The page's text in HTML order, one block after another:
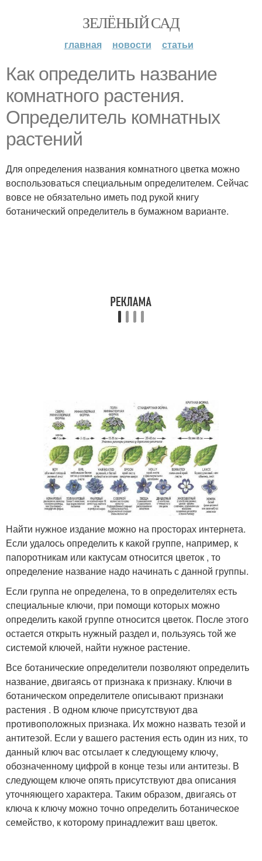
ЗЕЛЁНЫЙ САД
главная новости статьи
Как определить название
комнатного растения.
Определитель комнатных
растений
Для определения названия комнатного цветка можно
воспользоваться специальным определителем. Сейчас
вовсе не обязательно иметь под рукой книгу
ботанический определитель в бумажном варианте.
Найти нужное издание можно на просторах интернета.
Если удалось определить к какой группе, например, к
папоротникам или кактусам относится цветок , то
определение название надо начинать с данной группы.
Если группа не определена, то в определителях есть
специальные ключи, при помощи которых можно
определить какой группе относится цветок. После этого
остается открыть нужный раздел и, пользуясь той же
системой ключей, найти нужное растение.
Все ботанические определители позволяют определить
название, двигаясь от признака к признаку. Ключи в
ботаническом определителе описывают признаки
растения . В одном ключе присутствуют два
противоположных признака. Их можно назвать тезой и
антитезой. Если у вашего растения есть один из них, то
данный ключ вас отсылает к следующему ключу,
обозначенному цифрой в конце тезы или антитезы. В
следующем ключе опять присутствуют два описания
уточняющего характера. Таким образом, двигаясь от
ключа к ключу можно точно определить ботаническое
семейство, к которому принадлежит ваш цветок.